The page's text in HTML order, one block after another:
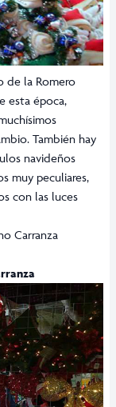
de la Romero
esta época,
También hay
navideños
muy peculiares,
con las luces
Carranza